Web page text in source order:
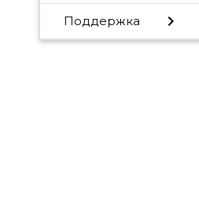
Поддержка chevron_right